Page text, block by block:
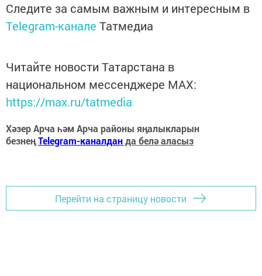
Следите за самым важным и интересным в
Telegram-канале Татмедиа
Читайте новости Татарстана в
национальном мессенджере MАХ:
https://max.ru/tatmedia
Хәзер Арча һәм Арча районы яңалыкларын
безнеңTelegram-каналданда белә аласыз
Перейти на страницу новости